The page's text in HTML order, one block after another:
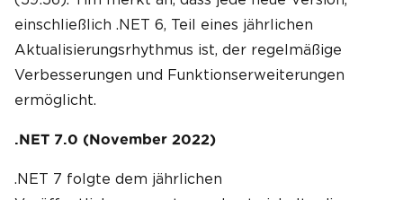
einschließlich .NET 6, Teil eines jährlichen
Aktualisierungsrhythmus ist, der regelmäßige
Verbesserungen und Funktionserweiterungen
ermöglicht.
.NET 7.0 (November 2022)
.NET 7 folgte dem jährlichen